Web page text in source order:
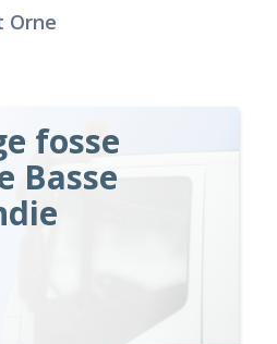
Orne
fosse
Basse